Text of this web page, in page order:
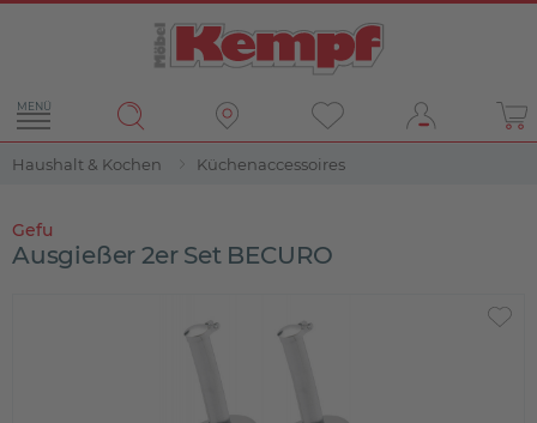
MENÜ
Haushalt & Kochen Küchenaccessoires
Gefu
Ausgießer 2er Set BECURO